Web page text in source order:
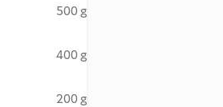
500 g
400 g
200 g